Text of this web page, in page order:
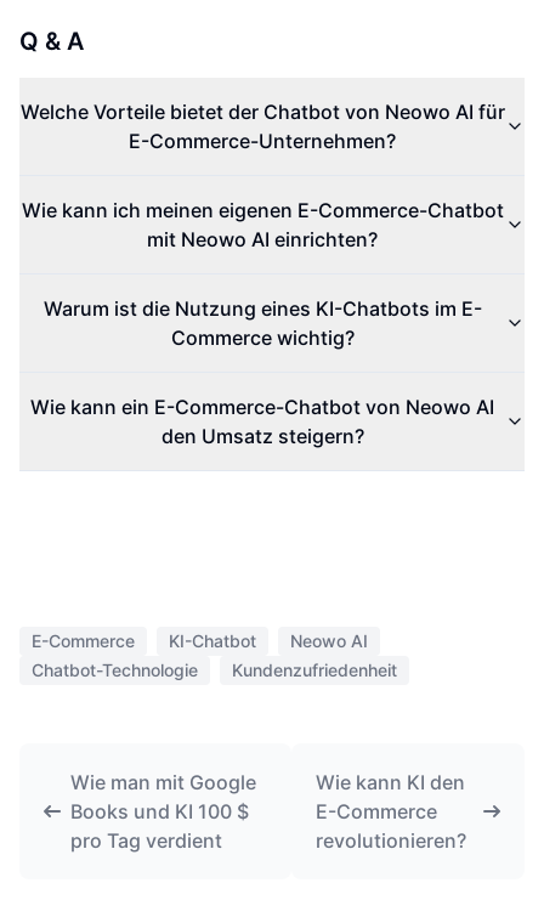
Q & A
Welche Vorteile bietet der Chatbot von Neowo AI für
E-Commerce-Unternehmen?
Wie kann ich meinen eigenen E-Commerce-Chatbot
mit Neowo AI einrichten?
Warum ist die Nutzung eines KI-Chatbots im E-
Commerce wichtig?
Wie kann ein E-Commerce-Chatbot von Neowo AI
den Umsatz steigern?
E-Commerce KI-Chatbot
Neowo AI
Chatbot-Technologie
Kundenzufriedenheit
Wie man mit Google
Books und KI 100 $
pro Tag verdient
Wie kann KI den
E-Commerce
revolutionieren?